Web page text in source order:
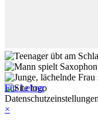
Für Lehrer
Datenschutzeinstellungen
×